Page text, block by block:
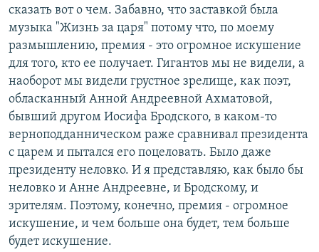
сказать вот о чем. Забавно, что заставкой была
музыка "Жизнь за царя" потому что, по моему
размышлению, премия - это огромное искушение
для того, кто ее получает. Гигантов мы не видели, а
наоборот мы видели грустное зрелище, как поэт,
обласканный Анной Андреевной Ахматовой,
бывший другом Иосифа Бродского, в каком-то
верноподданническом раже сравнивал президента
с царем и пытался его поцеловать. Было даже
президенту неловко. И я представляю, как было бы
неловко и Анне Андреевне, и Бродскому, и
зрителям. Поэтому, конечно, премия - огромное
искушение, и чем больше она будет, тем больше
будет искушение.